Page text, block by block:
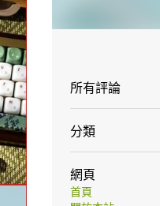
所有評論
分類
網頁
首頁